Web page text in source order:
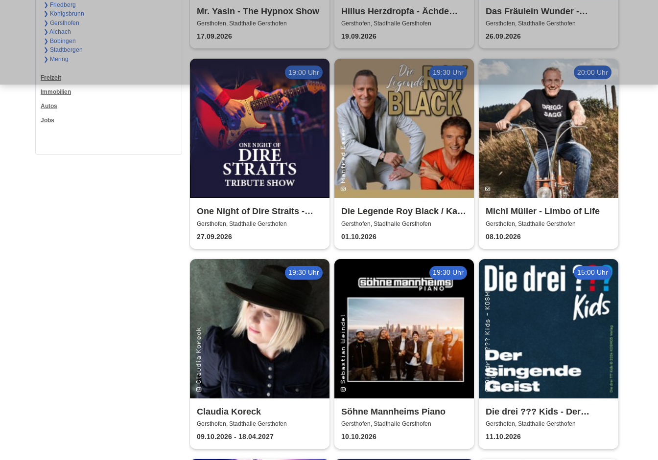
❯ Friedberg
❯ Königsbrunn
❯ Gersthofen
❯ Aichach
❯ Bobingen
❯ Stadtbergen
❯ Mering
Freizeit
Immobilien
Autos
Jobs
Mr. Yasin - The Hypnox Show
Gersthofen, Stadthalle Gersthofen
17.09.2026
Hillus Herzdropfa - Ächde
Älbler
Gersthofen, Stadthalle Gersthofen
19.09.2026
Das Fräulein Wunder -
Musikalische Komödie von
Murat Yeginer
Gersthofen, Stadthalle Gersthofen
26.09.2026
19:00 Uhr
One Night of Dire Straits -
Tribute Show
Gersthofen, Stadthalle Gersthofen
27.09.2026
19:30 Uhr
Die Legende Roy Black / Kay
Dörfel und Stargast Peter
Orloff auf „Ganz in Weiß –
Tour 2026"
Gersthofen, Stadthalle Gersthofen
01.10.2026
20:00 Uhr
Michl Müller - Limbo of Life
Gersthofen, Stadthalle Gersthofen
08.10.2026
19:30 Uhr
Claudia Koreck
Gersthofen, Stadthalle Gersthofen
09.10.2026 - 18.04.2027
19:30 Uhr
Söhne Mannheims Piano
Gersthofen, Stadthalle Gersthofen
10.10.2026
15:00 Uhr
Die drei ??? Kids - Der
singende Geist | Stadthalle
Gersthofen
Gersthofen, Stadthalle Gersthofen
11.10.2026